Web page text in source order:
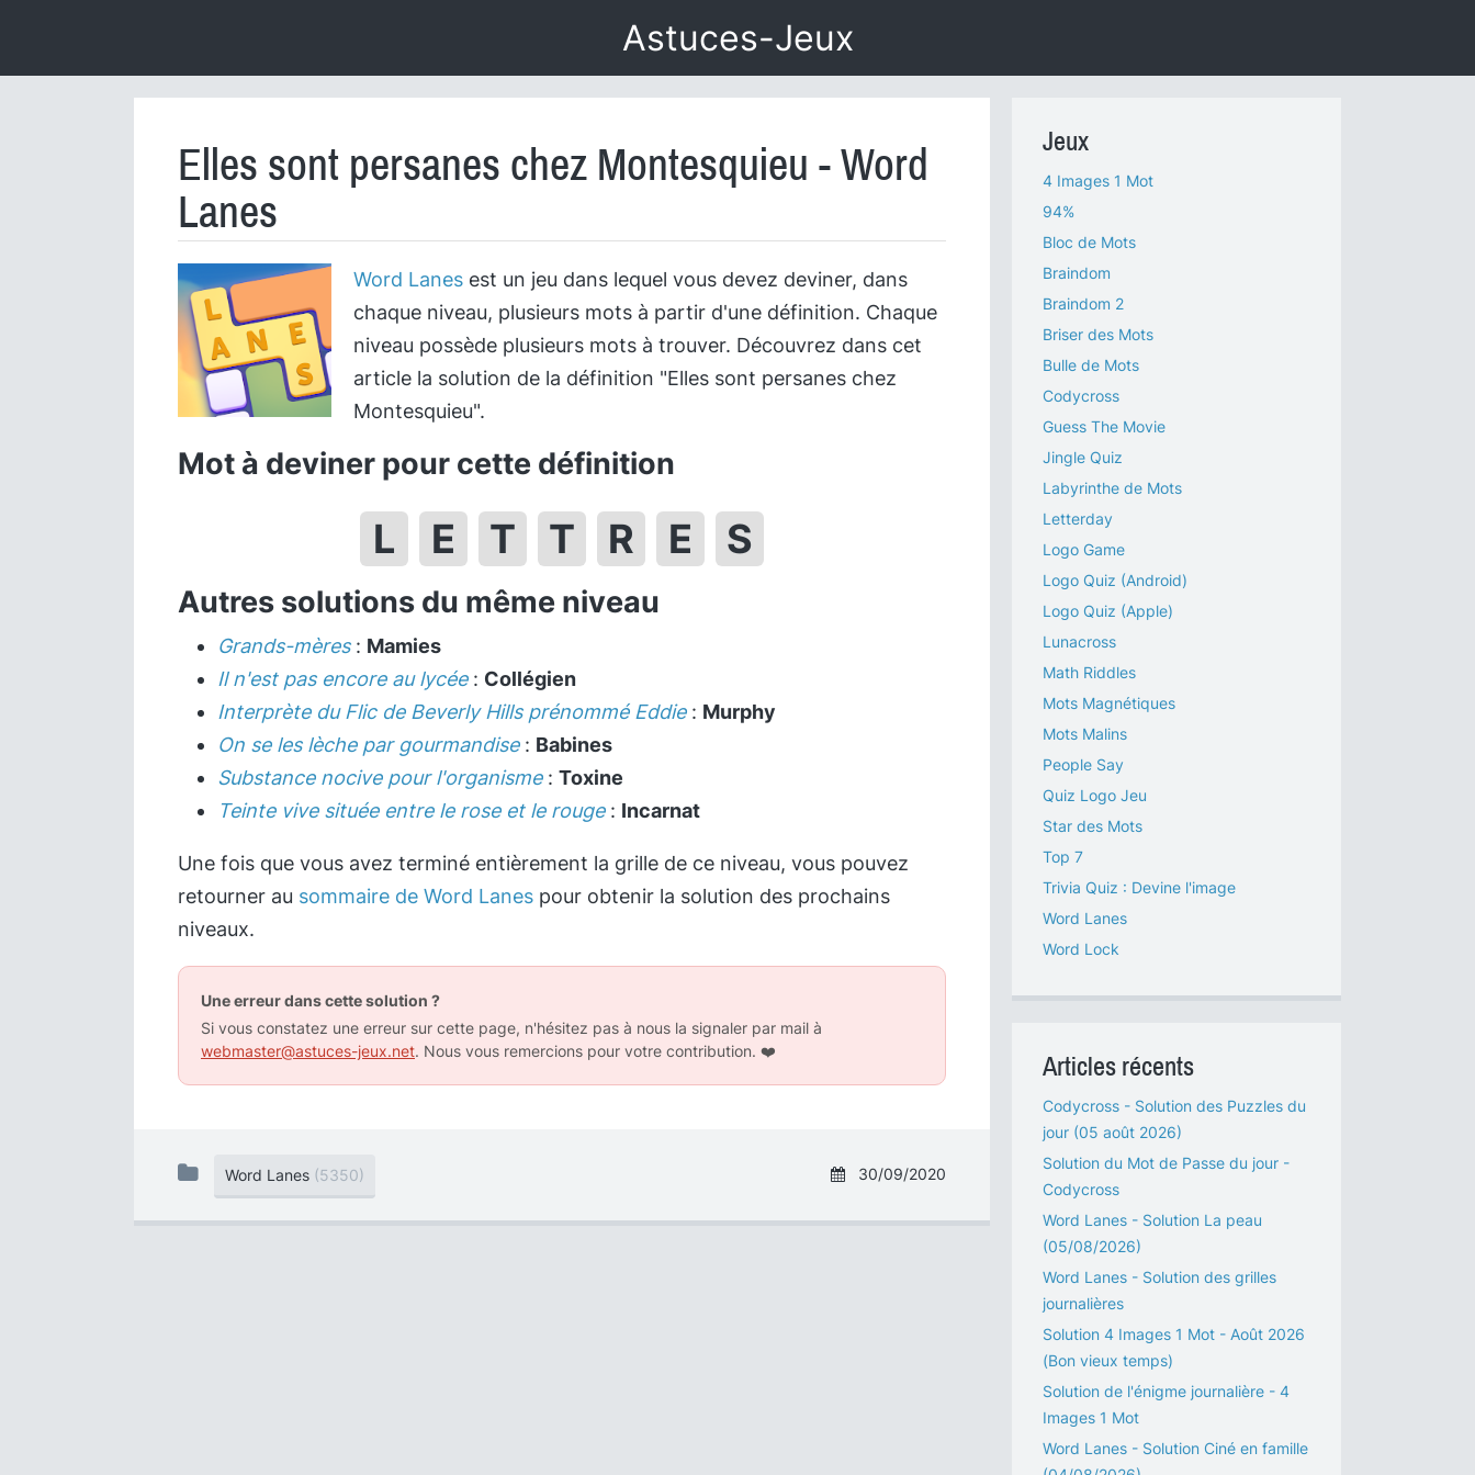
Astuces-Jeux
Elles sont persanes chez Montesquieu - Word
Lanes
Word Lanes est un jeu dans lequel vous devez deviner, dans
chaque niveau, plusieurs mots à partir d'une définition. Chaque
niveau possède plusieurs mots à trouver. Découvrez dans cet
article la solution de la définition "Elles sont persanes chez
Montesquieu".
Mot à deviner pour cette définition
L E T T R E S
Autres solutions du même niveau
Grands-mères: Mamies
Il n'est pas encore au lycée: Collégien
Interprète du Flic de Beverly Hills prénommé Eddie: Murphy
On se les lèche par gourmandise: Babines
Substance nocive pour l'organisme: Toxine
Teinte vive située entre le rose et le rouge: Incarnat
Une fois que vous avez terminé entièrement la grille de ce niveau, vous pouvez
retourner au sommaire de Word Lanes pour obtenir la solution des prochains
niveaux.
Une erreur dans cette solution ?
Si vous constatez une erreur sur cette page, n'hésitez pas à nous la signaler par mail à
webmaster@astuces-jeux.net. Nous vous remercions pour votre contribution. ❤️
30/09/2020
Word Lanes (5350)
Jeux
4 Images 1 Mot
94%
Bloc de Mots
Braindom
Braindom 2
Briser des Mots
Bulle de Mots
Codycross
Guess The Movie
Jingle Quiz
Labyrinthe de Mots
Letterday
Logo Game
Logo Quiz (Android)
Logo Quiz (Apple)
Lunacross
Math Riddles
Mots Magnétiques
Mots Malins
People Say
Quiz Logo Jeu
Star des Mots
Top 7
Trivia Quiz : Devine l'image
Word Lanes
Word Lock
Articles récents
Codycross - Solution des Puzzles du
jour (05 août 2026)
Solution du Mot de Passe du jour -
Codycross
Word Lanes - Solution La peau
(05/08/2026)
Word Lanes - Solution des grilles
journalières
Solution 4 Images 1 Mot - Août 2026
(Bon vieux temps)
Solution de l'énigme journalière - 4
Images 1 Mot
Word Lanes - Solution Ciné en famille